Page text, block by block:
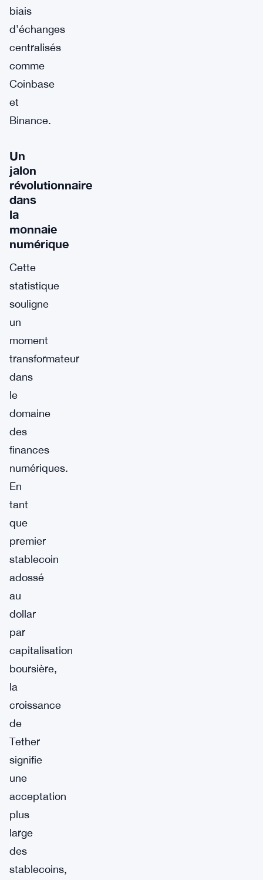
biais
d’échanges
centralisés
comme
Coinbase
et
Binance.
Un
jalon
révolutionnaire
dans
la
monnaie
numérique
Cette
statistique
souligne
un
moment
transformateur
dans
le
domaine
des
finances
numériques.
En
tant
que
premier
stablecoin
adossé
au
dollar
par
capitalisation
boursière,
la
croissance
de
Tether
signifie
une
acceptation
plus
large
des
stablecoins,